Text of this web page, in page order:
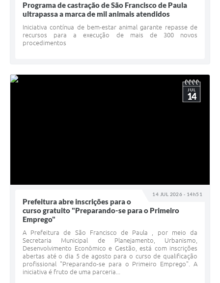
Programa de castração de São Francisco de Paula
ultrapassa a marca de mil animais atendidos
Iniciativa contínua de bem-estar animal garante repasse de
recursos para a execução de mais de 300 novos
procedimentos
14 JUL 2026 - 14h51
JUL
14
Prefeitura abre inscrições para o
curso gratuito "Preparando-se para o Primeiro
Emprego"
A Prefeitura de São Francisco de Paula , por meio da
Secretaria Municipal de Planejamento, Urbanismo,
Desenvolvimento Econômico e Gestão, está com inscrições
abertas até o dia 5 de agosto para o curso de qualificação
profissional "Preparando-se para o Primeiro Emprego". A
iniciativa é fruto de uma parceria...